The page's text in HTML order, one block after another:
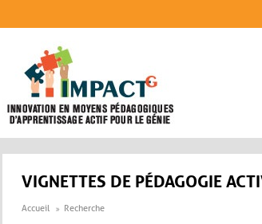
VIGNETTES DE PÉDAGOGIE
Accueil Recherche